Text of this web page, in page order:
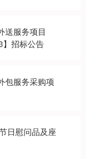
送服务项目
】招标公告
包服务采购项
日慰问品及座